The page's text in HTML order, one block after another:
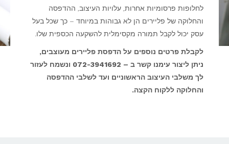
לחלופות פרסומיות אחרות, עלויות העיצוב, ההדפסה
והחלוקה של פליירים הן לא גבוהות במיוחד – כך שכל בעל
עסק יכול לקבל תמורה מקסימלית להשקעה הכספית שלו.
לקבלת פרטים נוספים על הדפסת פליירים מעוצבים,
ניתן ליצור עימנו קשר ב – 072-3941692 ונשמח לעזור
לך משלבי העיצוב הראשוניים ועד לשלבי ההדפסה
והחלוקה ללקוח הקצה.